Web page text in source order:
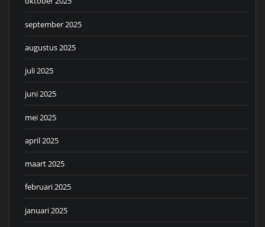
september 2025
augustus 2025
juli 2025
juni 2025
mei 2025
april 2025
maart 2025
februari 2025
januari 2025